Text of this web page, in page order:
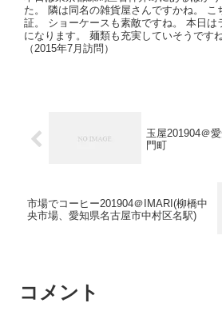
た。 隣は同名の雑貨屋さんですかね。 こ
証。 ショーケースも素敵ですね。 本日は
になります。 麺類も充実していそうです
（2015年7月訪問）
玉屋201904＠
門町
市場でコーヒー201904＠IMARI(柳橋中
央市場、愛知県名古屋市中村区名駅)
コメント